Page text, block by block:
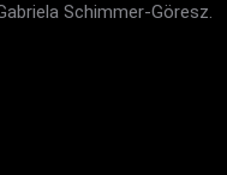
Schimmer-Göresz.